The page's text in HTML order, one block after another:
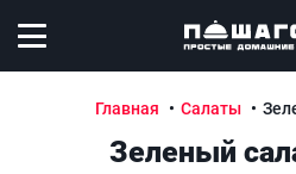
Открыть меню
Главная Салаты
Зеленый